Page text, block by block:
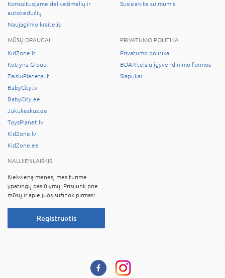
Konsultuojame dėl vežimėlių ir
autokėdučių
Naujagimio kraitelis
Susisiekite su mumis
MŪSŲ DRAUGAI
KidZone.lt
Kotryna Group
ZaisluPlaneta.lt
BabyCity.lv
BabyCity.ee
Jukukeskus.ee
ToysPlanet.lv
KidZone.lv
KidZone.ee
PRIVATUMO POLITIKA
Privatumo politika
BDAR teisių įgyvendinimo formos
Slapukai
NAUJIENLAIŠKIS
Kiekvieną mėnesį mes turime
ypatingų pasiūlymų! Prisijunk prie
mūsų ir apie juos sužinok pirmas!
Registruotis